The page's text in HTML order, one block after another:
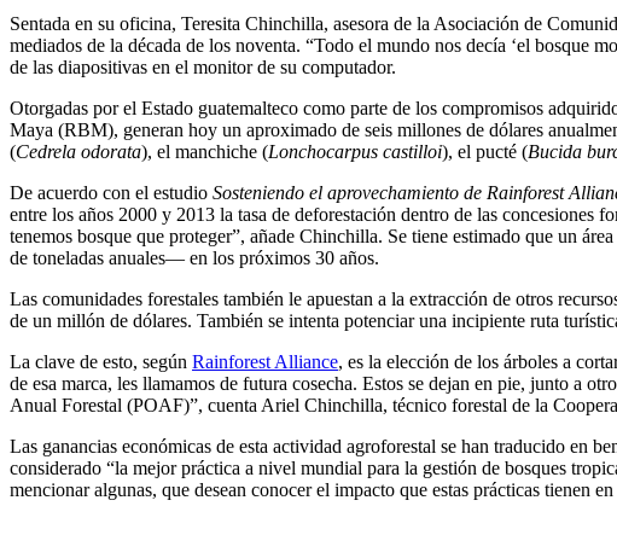
Sentada en su oficina, Teresita Chinchilla, asesora de la Asociación de
mediados de la década de los noventa. “Todo el mundo nos decía ‘el bosque
de las diapositivas en el monitor de su computador.
Otorgadas por el Estado guatemalteco como parte de los compromisos
Maya (RBM), generan hoy un aproximado de seis millones de dólares
(Cedrela odorata), el manchiche (Lonchocarpus castilloi), el pucté (Bucida
De acuerdo con el estudio Sosteniendo el aprovechamiento de Rainforest
entre los años 2000 y 2013 la tasa de deforestación dentro de las concesiones
tenemos bosque que proteger”, añade Chinchilla. Se tiene estimado que un
de toneladas anuales— en los próximos 30 años.
Las comunidades forestales también le apuestan a la extracción de otros
de un millón de dólares. También se intenta potenciar una incipiente ruta
La clave de esto, según Rainforest Alliance, es la elección de los árboles a
de esa marca, les llamamos de futura cosecha. Estos se dejan en pie, junto a
Anual Forestal (POAF)”, cuenta Ariel Chinchilla, técnico forestal de la
Las ganancias económicas de esta actividad agroforestal se han traducido en
considerado “la mejor práctica a nivel mundial para la gestión de bosques
mencionar algunas, que desean conocer el impacto que estas prácticas tienen